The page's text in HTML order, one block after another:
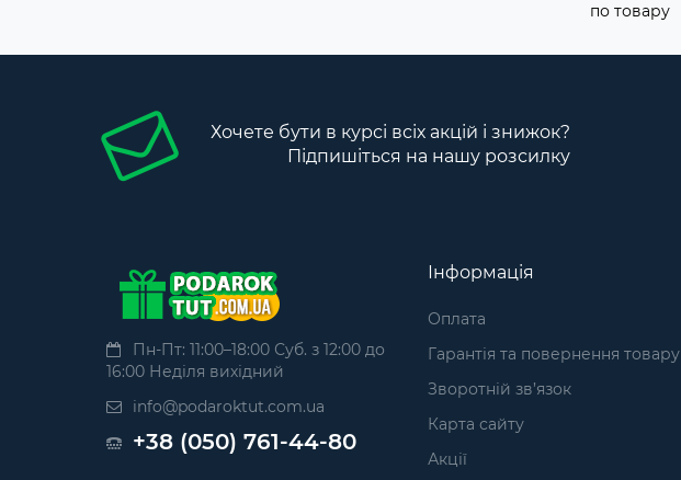
по товару
Хочете бути в курсі всіх акцій і знижок?
Підпишіться на нашу розсилку
Пн-Пт: 11:00–18:00 Суб. з 12:00 до
16:00 Неділя вихідний
info@podaroktut.com.ua
+38 (050) 761-44-80
Інформація
Оплата
Гарантія та повернення товару
Зворотній зв’язок
Карта сайту
Акції